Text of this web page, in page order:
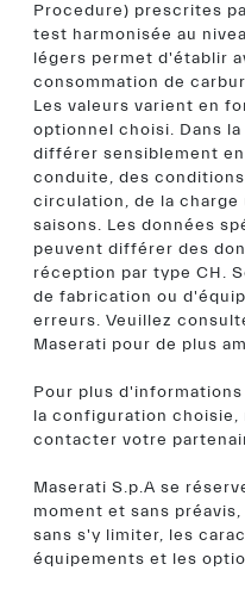
Procedure) prescrites
test harmonisée au
légers permet d'établir
consommation de
Les valeurs varient en
optionnel choisi. Dans
différer sensiblement
conduite, des
circulation, de la
saisons. Les données
peuvent différer des
réception par type CH.
de fabrication ou
erreurs. Veuillez
Maserati pour de plus
Pour plus
la configuration choisie,
contacter votre
Maserati S.p.A se
moment et sans
sans s'y limiter, les
équipements et les